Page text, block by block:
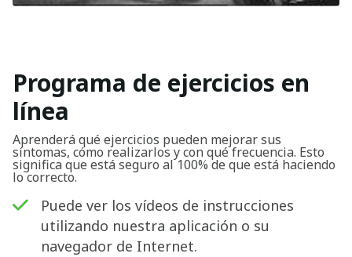
Programa de ejercicios en
línea
Aprenderá qué ejercicios pueden mejorar sus
síntomas, cómo realizarlos y con qué frecuencia. Esto
significa que está seguro al 100% de que está haciendo
lo correcto.
Puede ver los vídeos de instrucciones
utilizando nuestra aplicación o su
navegador de Internet.